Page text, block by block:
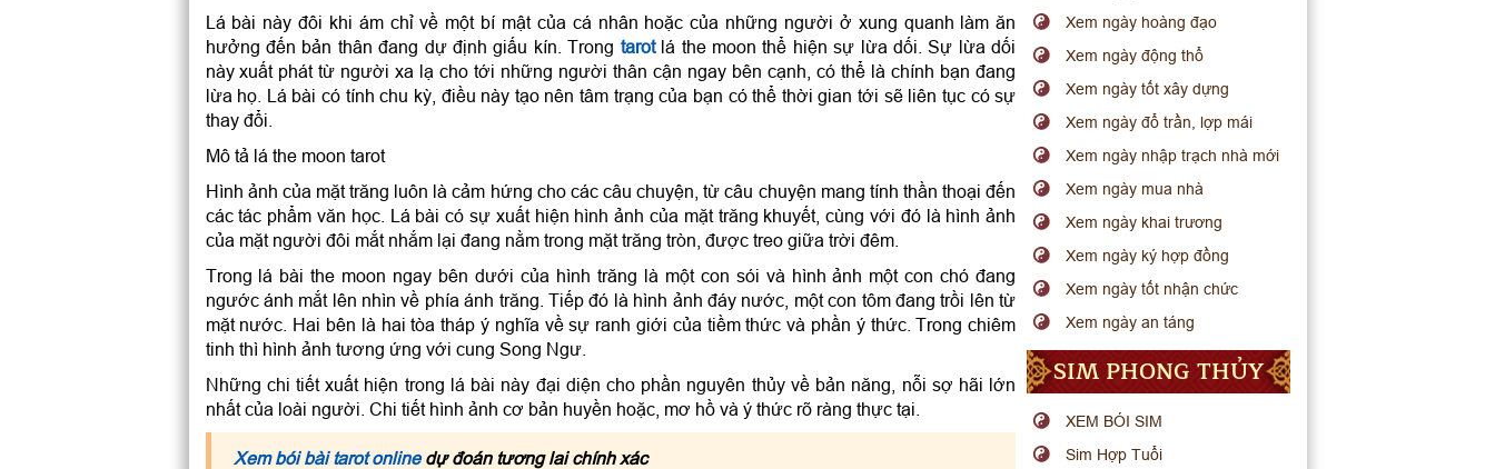
Lá bài này đôi khi ám chỉ về một bí mật của cá nhân hoặc của những người ở xung quanh làm ăn
hưởng đến bản thân đang dự định giấu kín. Trong tarotlá the moon thể hiện sự lừa dối. Sự lừa dối
này xuất phát từ người xa lạ cho tới những người thân cận ngay bên cạnh, có thể là chính bạn đang
lừa họ. Lá bài có tính chu kỳ, điều này tạo nên tâm trạng của bạn có thể thời gian tới sẽ liên tục có sự
thay đổi.
Mô tả lá the moon tarot
Hình ảnh của mặt trăng luôn là cảm hứng cho các câu chuyện, từ câu chuyện mang tính thần thoại đến
các tác phẩm văn học. Lá bài có sự xuất hiện hình ảnh của mặt trăng khuyết, cùng với đó là hình ảnh
của mặt người đôi mắt nhắm lại đang nằm trong mặt trăng tròn, được treo giữa trời đêm.
Trong lá bài the moon ngay bên dưới của hình trăng là một con sói và hình ảnh một con chó đang
ngước ánh mắt lên nhìn về phía ánh trăng. Tiếp đó là hình ảnh đáy nước, một con tôm đang trồi lên từ
mặt nước. Hai bên là hai tòa tháp ý nghĩa về sự ranh giới của tiềm thức và phần ý thức. Trong chiêm
tinh thì hình ảnh tương ứng với cung Song Ngư.
Những chi tiết xuất hiện trong lá bài này đại diện cho phần nguyên thủy về bản năng, nỗi sợ hãi lớn
nhất của loài người. Chi tiết hình ảnh cơ bản huyền hoặc, mơ hồ và ý thức rõ ràng thực tại.
Xem bói bài tarot onlinedự đoán tương lai chính xác
Xem ngày hoàng đạo
Xem ngày động thổ
Xem ngày tốt xây dựng
Xem ngày đổ trần, lợp mái
Xem ngày nhập trạch nhà mới
Xem ngày mua nhà
Xem ngày khai trương
Xem ngày ký hợp đồng
Xem ngày tốt nhận chức
Xem ngày an táng
SIM PHONG THỦY
XEM BÓI SIM
Sim Hợp Tuổi